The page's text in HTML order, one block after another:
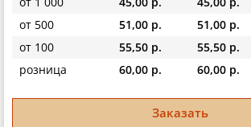
от 500
51,00 р. 51,00 р.
от 100
55,50 р. 55,50 р.
розница
60,00 р. 60,00 р.
Заказать